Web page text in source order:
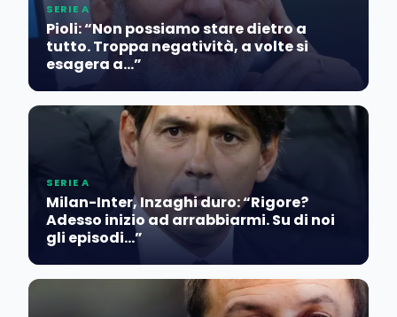
SERIE A
Pioli: “Non possiamo stare dietro a
tutto. Troppa negatività, a volte si
esagera a…”
SERIE A
Milan-Inter, Inzaghi duro: “Rigore?
Adesso inizio ad arrabbiarmi. Su di noi
gli episodi…”